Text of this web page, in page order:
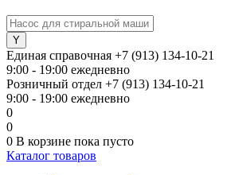
Единая справочная +7 (913) 134-10-21
9:00 - 19:00 ежедневно
Розничный отдел +7 (913) 134-10-21
9:00 - 19:00 ежедневно
0
0
0 В корзине пока пусто
Каталог товаров